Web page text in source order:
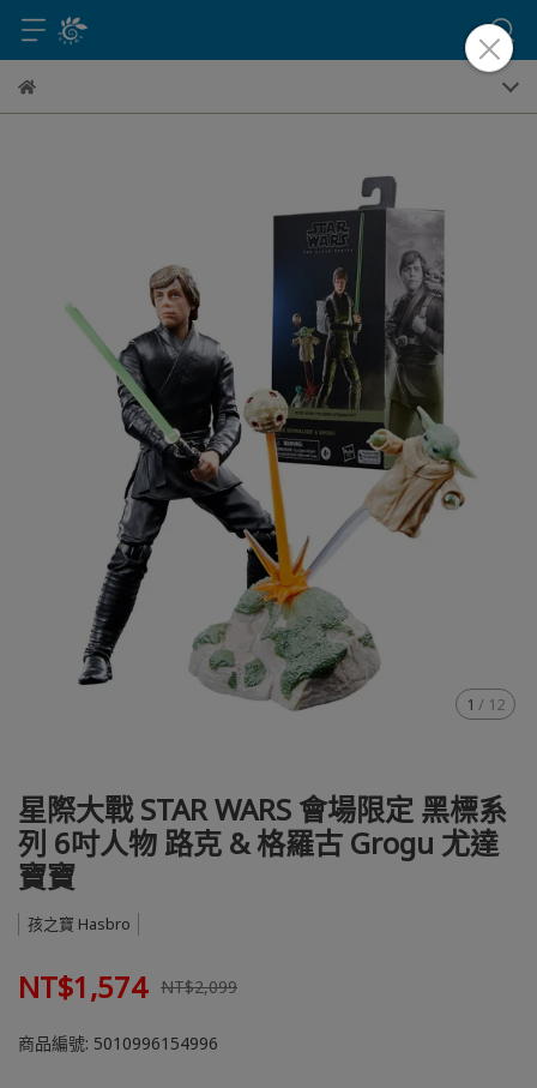
1 / 12
星際大戰 STAR WARS 會場限定 黑標系
列 6吋人物 路克 & 格羅古 Grogu 尤達
寶寶
孩之寶 Hasbro
NT$1,574 NT$2,099
商品編號: 5010996154996